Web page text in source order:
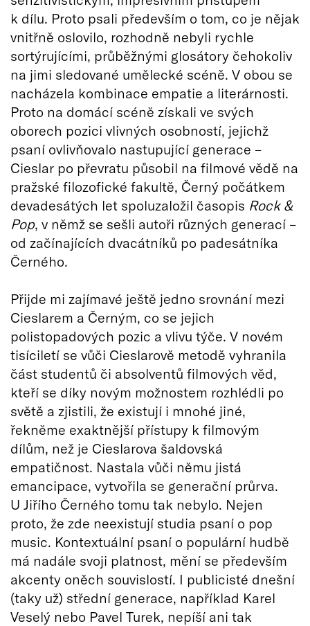
k dílu. Proto psali především o tom, co je nějak
vnitřně oslovilo, rozhodně nebyli rychle
sortýrujícími, průběžnými glosátory čehokoliv
na jimi sledované umělecké scéně. V obou se
nacházela kombinace empatie a literárnosti.
Proto na domácí scéně získali ve svých
oborech pozici vlivných osobností, jejichž
psaní ovlivňovalo nastupující generace –
Cieslar po převratu působil na filmové vědě na
pražské filozofické fakultě, Černý počátkem
devadesátých let spoluzaložil časopis Rock &
Pop, v němž se sešli autoři různých generací –
od začínajících dvacátníků po padesátníka
Černého.
Přijde mi zajímavé ještě jedno srovnání mezi
Cieslarem a Černým, co se jejich
polistopadových pozic a vlivu týče. V novém
tisíciletí se vůči Cieslarově metodě vyhranila
část studentů či absolventů filmových věd,
kteří se díky novým možnostem rozhlédli po
světě a zjistili, že existují i mnohé jiné,
řekněme exaktnější přístupy k filmovým
dílům, než je Cieslarova šaldovská
empatičnost. Nastala vůči němu jistá
emancipace, vytvořila se generační průrva.
U Jiřího Černého tomu tak nebylo. Nejen
proto, že zde neexistují studia psaní o pop
music. Kontextuální psaní o populární hudbě
má nadále svoji platnost, mění se především
akcenty oněch souvislostí. I publicisté dnešní
(taky už) střední generace, například Karel
Veselý nebo Pavel Turek, nepíší ani tak